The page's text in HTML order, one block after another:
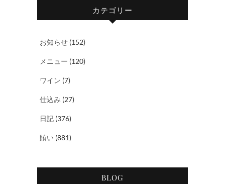
カテゴリー
お知らせ (152)
メニュー (120)
ワイン (7)
仕込み (27)
日記 (376)
賄い (881)
BLOG